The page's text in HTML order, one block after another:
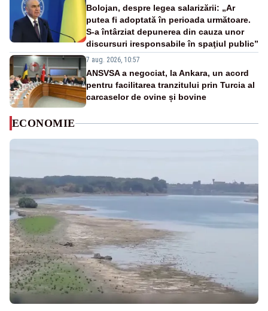
Bolojan, despre legea salarizării: „Ar
putea fi adoptată în perioada următoare.
S-a întârziat depunerea din cauza unor
discursuri iresponsabile în spaţiul public”
7 aug. 2026, 10:57
ANSVSA a negociat, la Ankara, un acord
pentru facilitarea tranzitului prin Turcia al
carcaselor de ovine și bovine
ECONOMIE